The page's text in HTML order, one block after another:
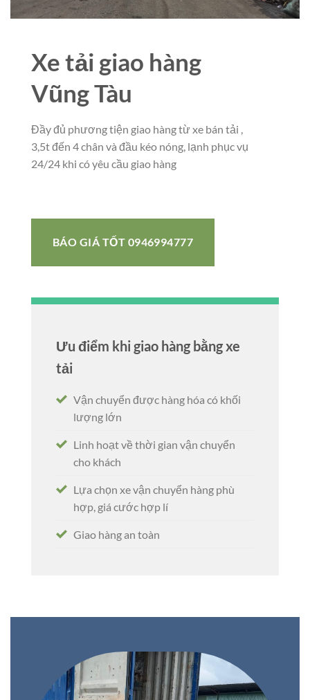
Xe tải giao hàng
Vũng Tàu
Đầy đủ phương tiện giao hàng từ xe bán tải ,
3,5t đến 4 chân và đầu kéo nóng, lạnh phục vụ
24/24 khi có yêu cầu giao hàng
BÁO GIÁ TỐT 0946994777
Ưu điểm khi giao hàng bằng xe
tải
Vận chuyển được hàng hóa có khối
lượng lớn
Linh hoạt về thời gian vận chuyển
cho khách
Lựa chọn xe vận chuyển hàng phù
hợp, giá cước hợp lí
Giao hàng an toàn